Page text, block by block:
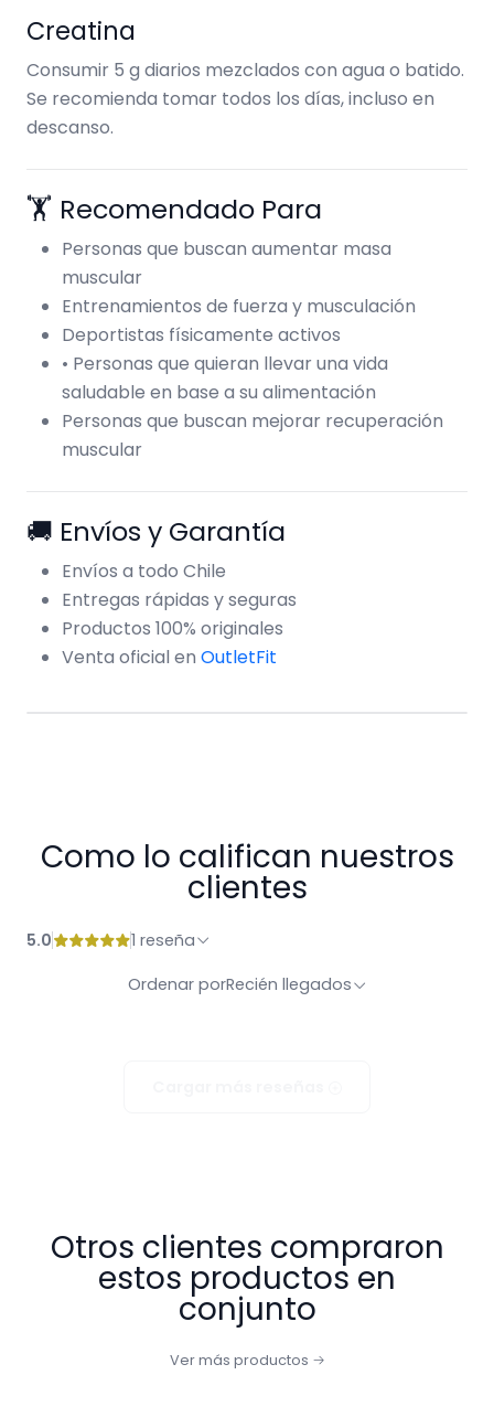
Creatina
Consumir 5 g diarios mezclados con agua o batido.
Se recomienda tomar todos los días, incluso en
descanso.
🏋️ Recomendado Para
Personas que buscan aumentar masa
muscular
Entrenamientos de fuerza y musculación
Deportistas físicamente activos
• Personas que quieran llevar una vida
saludable en base a su alimentación
Personas que buscan mejorar recuperación
muscular
🚚 Envíos y Garantía
Envíos a todo Chile
Entregas rápidas y seguras
Productos 100% originales
Venta oficial en OutletFit
Como lo califican nuestros
clientes
5.0
1 reseña
Ordenar porRecién llegados
Otros clientes compraron
estos productos en
conjunto
Ver más productos